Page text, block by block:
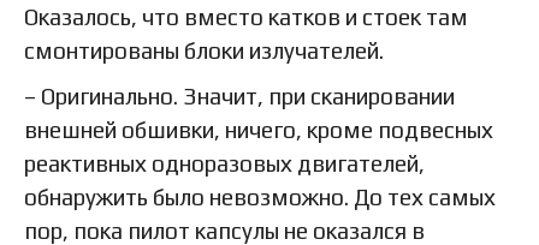
Оказалось, что вместо катков и стоек там
смонтированы блоки излучателей.
– Оригинально. Значит, при сканировании
внешней обшивки, ничего, кроме подвесных
реактивных одноразовых двигателей,
обнаружить было невозможно. До тех самых
пор, пока пилот капсулы не оказался в